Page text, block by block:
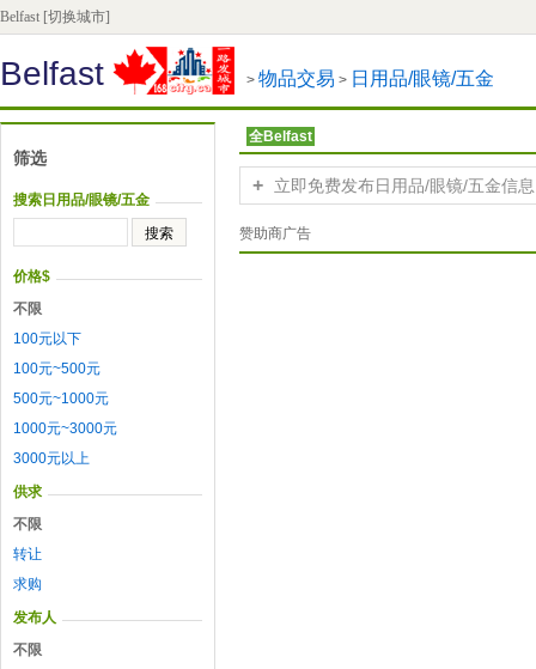
Belfast [切换城市]
Belfast > 物品交易 > 日用品/眼镜/五金
筛选
搜索日用品/眼镜/五金
价格$
不限
100元以下
100元~500元
500元~1000元
1000元~3000元
3000元以上
供求
不限
转让
求购
发布人
不限
全Belfast
+ 立即免费发布日用品/眼镜/五金信息
赞助商广告